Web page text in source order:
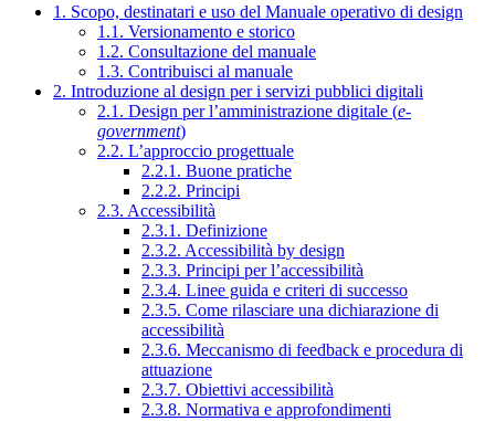
1. Scopo, destinatari e uso del Manuale operativo di design
1.1. Versionamento e storico
1.2. Consultazione del manuale
1.3. Contribuisci al manuale
2. Introduzione al design per i servizi pubblici digitali
2.1. Design per l’amministrazione digitale (e-
government)
2.2. L’approccio progettuale
2.2.1. Buone pratiche
2.2.2. Principi
2.3. Accessibilità
2.3.1. Definizione
2.3.2. Accessibilità by design
2.3.3. Principi per l’accessibilità
2.3.4. Linee guida e criteri di successo
2.3.5. Come rilasciare una dichiarazione di
accessibilità
2.3.6. Meccanismo di feedback e procedura di
attuazione
2.3.7. Obiettivi accessibilità
2.3.8. Normativa e approfondimenti